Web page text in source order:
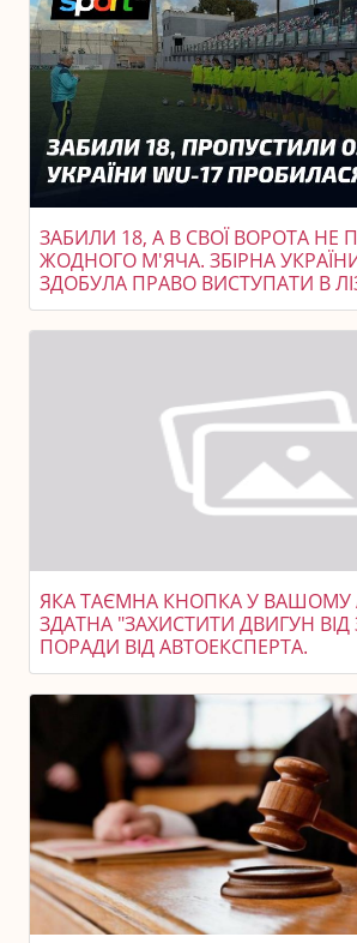
ЗАБИЛИ 18, А В СВОЇ ВОРОТА НЕ
ЖОДНОГО М'ЯЧА. ЗБІРНА
ЗДОБУЛА ПРАВО ВИСТУПАТИ В
ЯКА ТАЄМНА КНОПКА У ВАШОМУ
ЗДАТНА "ЗАХИСТИТИ ДВИГУН ВІД
ПОРАДИ ВІД АВТОЕКСПЕРТА.